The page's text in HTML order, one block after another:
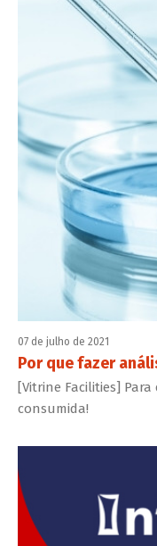
07 de julho de 2021
Por que fazer
[Vitrine Facilities]
consumida!